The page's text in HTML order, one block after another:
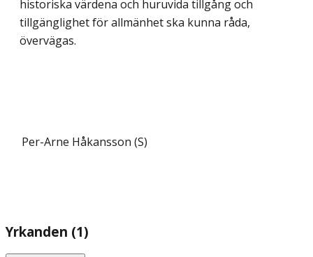
historiska värdena och huruvida tillgång och
tillgänglighet för allmänhet ska kunna råda,
övervägas.
Per-Arne Håkansson (S)
Yrkanden (1)